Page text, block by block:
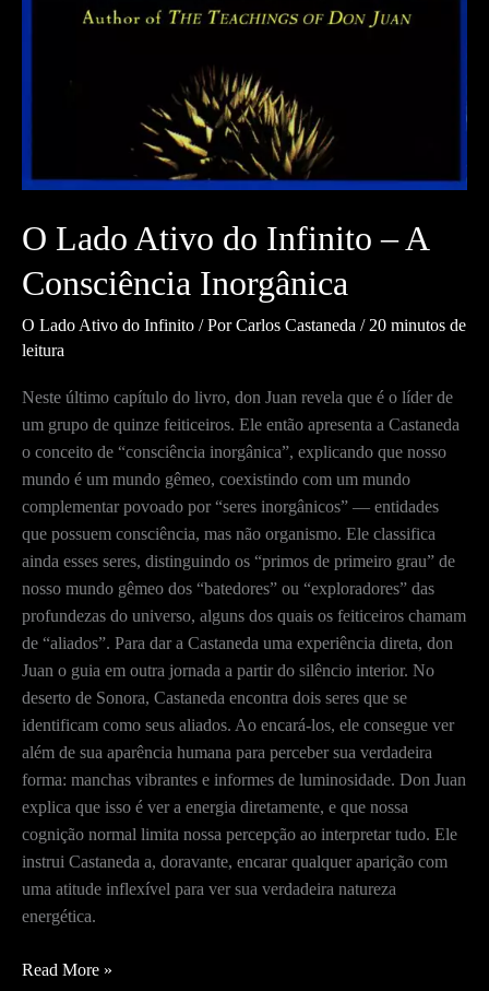
O Lado Ativo do Infinito – A
Consciência Inorgânica
O Lado Ativo do Infinito / PorCarlos Castaneda / 20 minutos de
leitura
Neste último capítulo do livro, don Juan revela que é o líder de
um grupo de quinze feiticeiros. Ele então apresenta a Castaneda
o conceito de “consciência inorgânica”, explicando que nosso
mundo é um mundo gêmeo, coexistindo com um mundo
complementar povoado por “seres inorgânicos” — entidades
que possuem consciência, mas não organismo. Ele classifica
ainda esses seres, distinguindo os “primos de primeiro grau” de
nosso mundo gêmeo dos “batedores” ou “exploradores” das
profundezas do universo, alguns dos quais os feiticeiros chamam
de “aliados”. Para dar a Castaneda uma experiência direta, don
Juan o guia em outra jornada a partir do silêncio interior. No
deserto de Sonora, Castaneda encontra dois seres que se
identificam como seus aliados. Ao encará-los, ele consegue ver
além de sua aparência humana para perceber sua verdadeira
forma: manchas vibrantes e informes de luminosidade. Don Juan
explica que isso é ver a energia diretamente, e que nossa
cognição normal limita nossa percepção ao interpretar tudo. Ele
instrui Castaneda a, doravante, encarar qualquer aparição com
uma atitude inflexível para ver sua verdadeira natureza
energética.
O
Read More »